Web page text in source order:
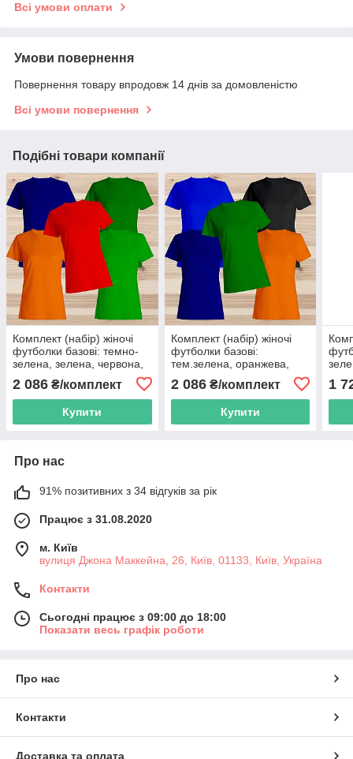
Всі умови оплати
Умови повернення
Повернення товару впродовж 14 днів за домовленістю
Всі умови повернення
Подібні товари компанії
Комплект (набір) жіночі
футболки базові: темно-
зелена, зелена, червона,
2 086 ₴/комплект
Купити
Комплект (набір) жіночі
футболки базові:
тем.зелена, оранжева,
чорна, синя, темно-синя.
Під друк
2 086₴/комплект
Купити
1
Про нас
91% позитивних з 34 відгуків за рік
Працює з 31.08.2020
м. Київ
вулиця Джона Маккейна, 26, Київ, 01133, Київ, Україна
Контакти
Сьогодні працює з 09:00 до 18:00
Показати весь графік роботи
Про нас
Контакти
Доставка та оплата